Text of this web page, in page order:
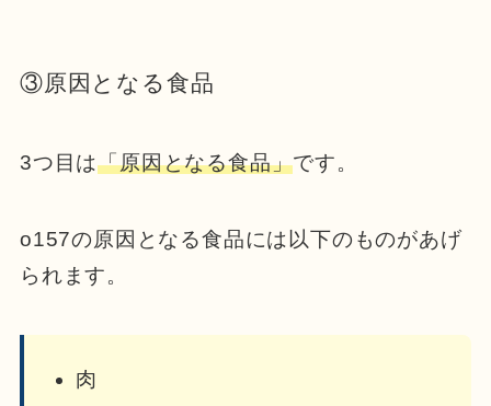
③原因となる食品
3つ目は「原因となる食品」です。
o157の原因となる食品には以下のものがあげ
られます。
肉